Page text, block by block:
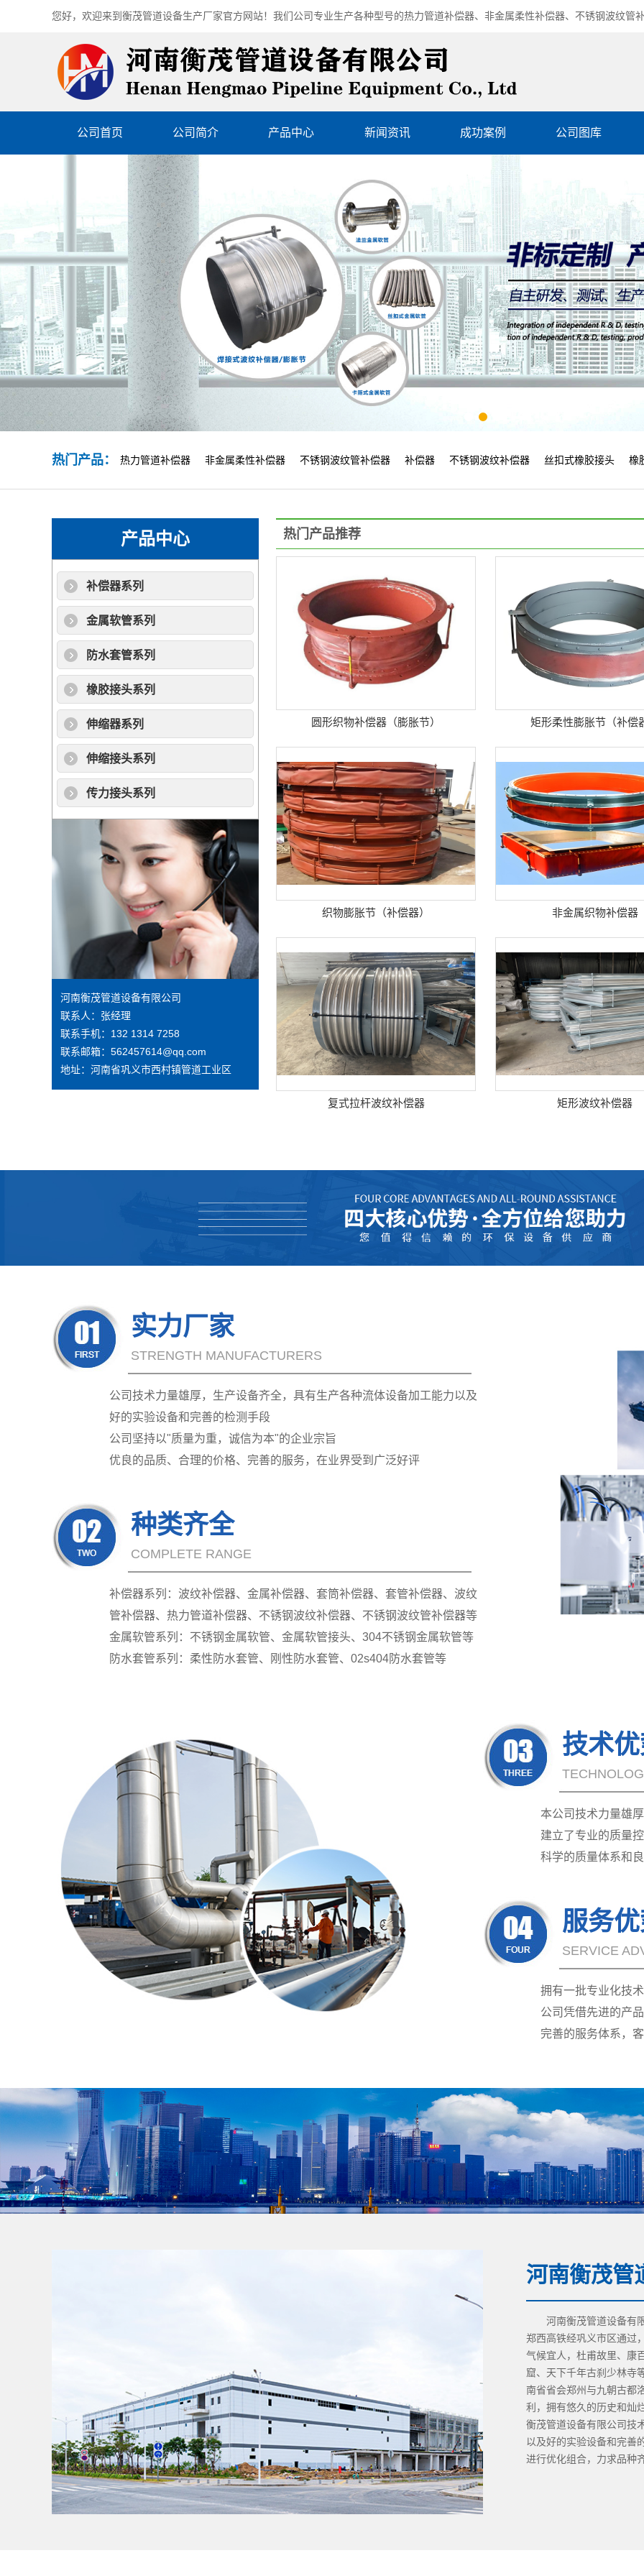
您好，欢迎来到 衡茂管道设备生产厂家官方网站！我们公司专业生产各种型号的热力管道补偿器、 非金属柔性补偿器、 不锈钢波纹管
公司首页 公司简介 产品中心 新闻资讯 成功案例 公司图库
热门产品： 热力管道补偿器 非金属柔性补偿器 不锈钢波纹管补偿器 补偿器 不锈钢波纹补偿器 丝扣式橡胶接头 橡
产品中心
补偿器系列
金属软管系列
防水套管系列
橡胶接头系列
伸缩器系列
伸缩接头系列
传力接头系列
河南衡茂管道设备有限公司
联系人：张经理
联系手机：132 1314 7258
联系邮箱：562457614@qq.com
地址：河南省巩义市西村镇管道工业区
热门产品推荐
圆形织物补偿器（膨胀节） 矩形柔性膨胀节（补偿
织物膨胀节（补偿器） 非金属织物补偿器
复式拉杆波纹补偿器 矩形波纹补偿器
实力厂家
STRENGTH MANUFACTURERS
公司技术力量雄厚，生产设备齐全，具有生产各种流体设备加工能力以及
好的实验设备和完善的检测手段
公司坚持以"质量为重，诚信为本"的企业宗旨
优良的品质、合理的价格、完善的服务，在业界受到广泛好评
种类齐全
COMPLETE RANGE
补偿器系列：波纹补偿器、金属补偿器、套筒补偿器、套管补偿器、波纹
管补偿器、热力管道补偿器、不锈钢波纹补偿器、不锈钢波纹管补偿器等
金属软管系列：不锈钢金属软管、金属软管接头、304不锈钢金属软管等
防水套管系列：柔性防水套管、刚性防水套管、02s404防水套管等
技术
本公司技术力量雄
建立了专业的质量
科学的质量体系和
服务
SERVICE
拥有一批专业化技
公司凭借先进的产
完善的服务体系，
河南衡茂管
河南衡茂管道设备有限
郑西高铁经巩义市区通过
气候宜人，杜甫故里、康
窟、天下千年古刹少林寺
南省省会郑州与九朝古都
利，拥有悠久的历史和灿
衡茂管道设备有限公司技
以及好的实验设备和完善
进行优化组合，力求品种